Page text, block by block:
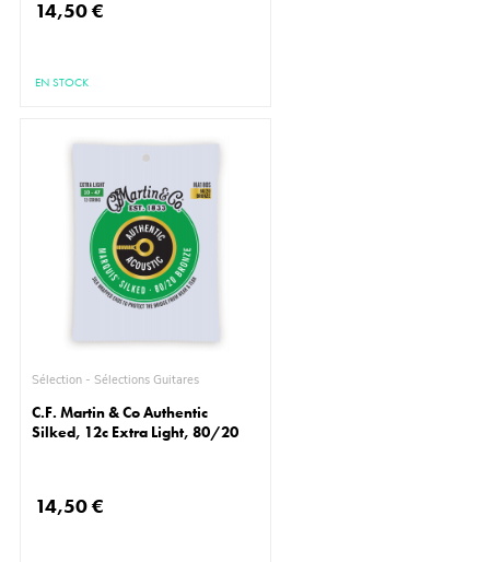
14,50 €
EN STOCK
Sélection - Sélections Guitares
C.F. Martin & Co Authentic
Silked, 12c Extra Light, 80/20
14,50 €